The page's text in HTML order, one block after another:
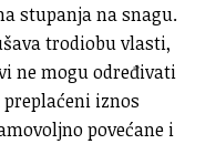
stupanja na snagu.
trodiobu vlasti,
ne mogu određivati
iznos
povećane i